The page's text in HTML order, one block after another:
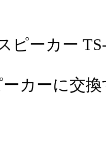
ピーカー
カーに交